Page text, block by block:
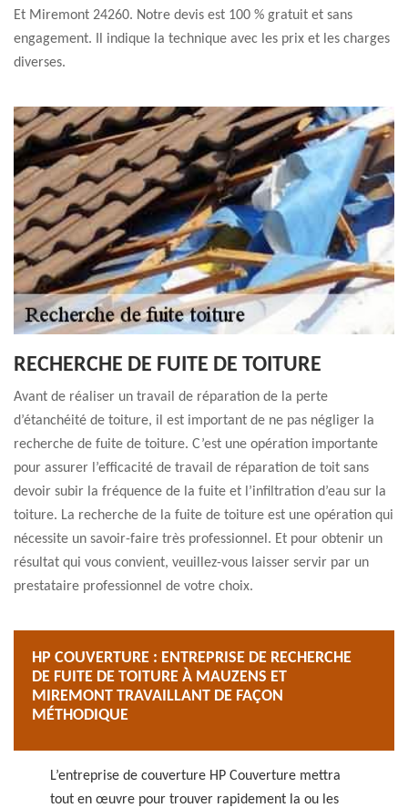
Et Miremont 24260. Notre devis est 100 % gratuit et sans
engagement. Il indique la technique avec les prix et les charges
diverses.
RECHERCHE DE FUITE DE TOITURE
Avant de réaliser un travail de réparation de la perte
d’étanchéité de toiture, il est important de ne pas négliger la
recherche de fuite de toiture. C’est une opération importante
pour assurer l’efficacité de travail de réparation de toit sans
devoir subir la fréquence de la fuite et l’infiltration d’eau sur la
toiture. La recherche de la fuite de toiture est une opération qui
nécessite un savoir-faire très professionnel. Et pour obtenir un
résultat qui vous convient, veuillez-vous laisser servir par un
prestataire professionnel de votre choix.
HP COUVERTURE : ENTREPRISE DE RECHERCHE
DE FUITE DE TOITURE À MAUZENS ET
MIREMONT TRAVAILLANT DE FAÇON
MÉTHODIQUE
L’entreprise de couverture HP Couverture mettra
tout en œuvre pour trouver rapidement la ou les